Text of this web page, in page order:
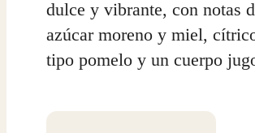
dulce y vibrante, con notas
azúcar moreno y miel,
tipo pomelo y un cuerpo